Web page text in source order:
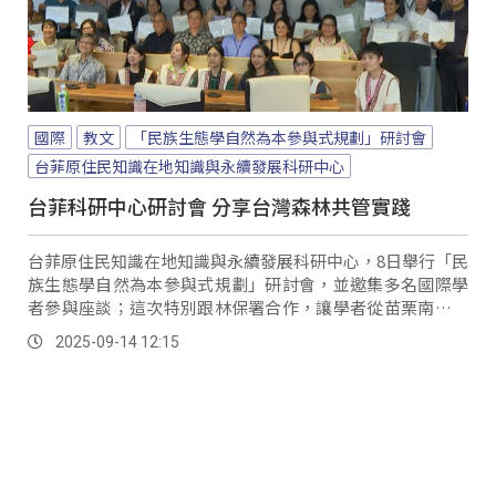
國際 教文
「民族生態學自然為本參與式規劃」研討會
台菲原住民知識在地知識與永續發展科研中心
台菲科研中心研討會 分享台灣森林共管實踐
台菲原住民知識在地知識與永續發展科研中心，8日舉行「民
族生態學自然為本參與式規劃」研討會，並邀集多名國際學
者參與座談；這次特別跟林保署合作，讓學者從苗栗南庄賽
夏族合作社與林保署森林共管的案例，看見族人與政府共同
治理的可能性。
2025-09-14 12:15